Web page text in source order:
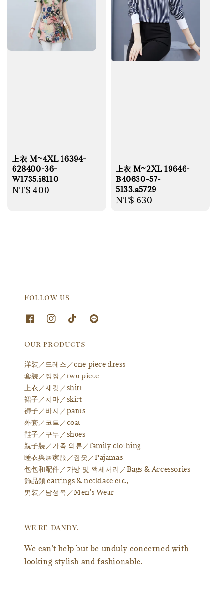
上衣 M~4XL 16394-
628400-36-
W1735.i8110
Regular
NT$ 400
上衣 M~2XL 19646-
B40630-57-
5133.a5729
Regular
NT$ 630
Follow us
Our products
洋裝／드레스／one piece dress
套裝／정장／two piece
上衣／재킷／shirt
裙子／치마／skirt
褲子／바지／pants
外套／코트／coat
鞋子／구두／shoes
親子裝／가족 의류／family clothing
睡衣與居家服／잠옷／Pajamas
包包和配件／가방 및 액세서리／Bags & Accessories
飾品類 earrings & necklace etc.,
男裝／남성복／Men's Wear
We're dandy.
We can't help but be unduly concerned with
looking stylish and fashionable.